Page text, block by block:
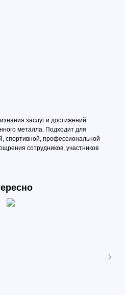
заслуг и достижений.
металла. Подходит для
спортивной, профессиональной
сотрудников, участников